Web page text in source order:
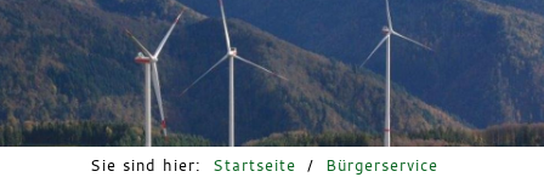
Leben in Hasel
Freizeit & Tourismus
Sie sind hier: Startseite /
Bürgerservice